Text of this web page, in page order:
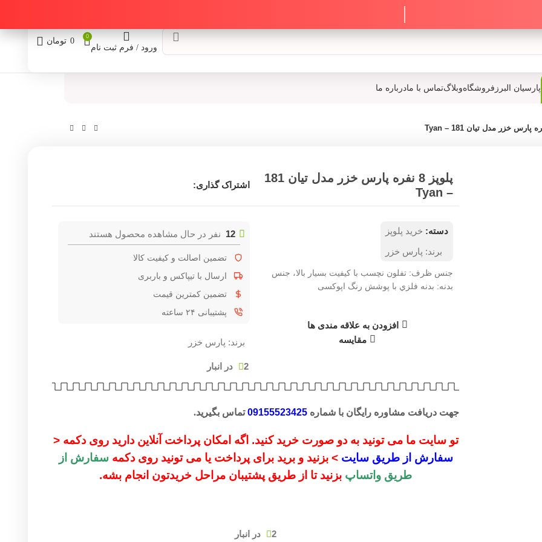
ورود / فرم ثبت نام
0 تومان 0
پارسیان البرز فروشگاهوبلاگتماس با مادرباره ما
پلوپز 8 نفره پارس خزر مدل تيان 181
– Tyan
اشتراک گذاری:
دسته: خرید پلوپز
برند: پارس خزر
جنس ظرف: تفلون نچسب با كيفيت بسيار بالا، جنس
بدنه: بدنه فلزي با پوشش رنگ اپوكسی
افزودن به علاقه مندی ها
مقایسه
12 نفر در حال مشاهده محصول هستند
تضمین اصالت و کیفیت کالا
ارسال با تیپاکس و باربری
تضمین کمترین قیمت
پشتیبانی ۲۴ ساعته
برند: پارس خزر
2 در انبار
جهت دریافت مشاوره رایگان با شماره 09155523425 تماس بگیرید.
تو سایت ما می تونید به دو صورت خرید کنید. اگه امکان پرداخت آنلاین دارید روی دکمه <
سفارش از طریق سایت> بزنید و برید برای پرداخت یا می تونید روی دکمه سفارش از
طریق واتساپ بزنید تا از طریق پشتیبان مراحل خریدتون انجام بشه.
2 در انبار